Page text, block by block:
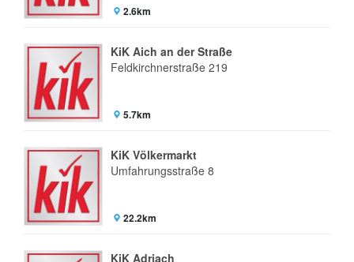
2.6km
KiK Aich an der Straße
Feldkirchnerstraße 219
5.7km
KiK Völkermarkt
Umfahrungsstraße 8
22.2km
KiK Adriach